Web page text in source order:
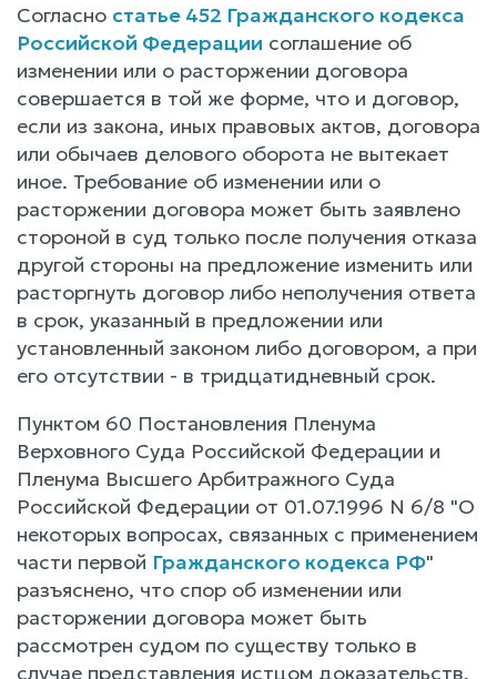
Согласно статье 452 Гражданского кодекса
Российской Федерации соглашение об
изменении или о расторжении договора
совершается в той же форме, что и договор,
если из закона, иных правовых актов, договора
или обычаев делового оборота не вытекает
иное. Требование об изменении или о
расторжении договора может быть заявлено
стороной в суд только после получения отказа
другой стороны на предложение изменить или
расторгнуть договор либо неполучения ответа
в срок, указанный в предложении или
установленный законом либо договором, а при
его отсутствии - в тридцатидневный срок.
Пунктом 60 Постановления Пленума
Верховного Суда Российской Федерации и
Пленума Высшего Арбитражного Суда
Российской Федерации от 01.07.1996 N 6/8 "О
некоторых вопросах, связанных с применением
части первой Гражданского кодекса РФ"
разъяснено, что спор об изменении или
расторжении договора может быть
рассмотрен судом по существу только в
случае представления истцом доказательств,